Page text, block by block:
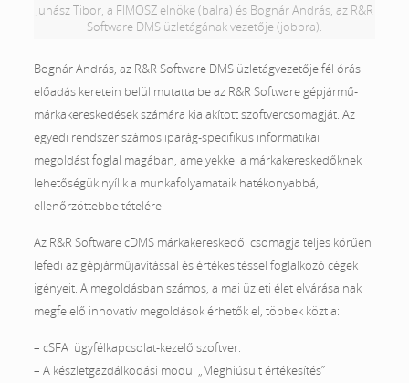
Juhász Tibor, a FIMOSZ elnöke (balra) és Bognár András, az R&R
Software DMS üzletágának vezetője (jobbra).
Bognár András, az R&R Software DMS üzletágvezetője fél órás
előadás keretein belül mutatta be az R&R Software gépjármű-
márkakereskedések számára kialakított szoftvercsomagját. Az
egyedi rendszer számos iparág-specifikus informatikai
megoldást foglal magában, amelyekkel a márkakereskedőknek
lehetőségük nyílik a munkafolyamataik hatékonyabbá,
ellenőrzöttebbe tételére.
Az R&R Software cDMS márkakereskedői csomagja teljes körűen
lefedi az gépjárműjavítással és értékesítéssel foglalkozó cégek
igényeit. A megoldásban számos, a mai üzleti élet elvárásainak
megfelelő innovatív megoldások érhetők el, többek közt a:
– cSFA ügyfélkapcsolat-kezelő szoftver.
– A készletgazdálkodási modul „Meghiúsult értékesítés”